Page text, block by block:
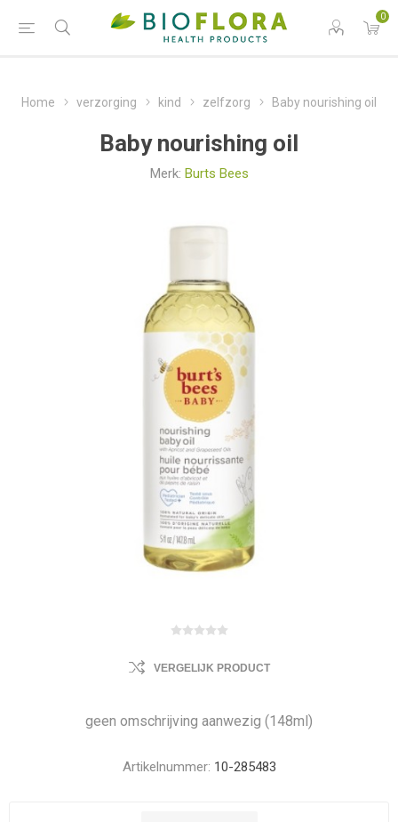
0
Home verzorging kind zelfzorg Baby nourishing oil
Baby nourishing oil
Merk: Burts Bees
VERGELIJK PRODUCT
geen omschrijving aanwezig (148ml)
Artikelnummer: 10-285483